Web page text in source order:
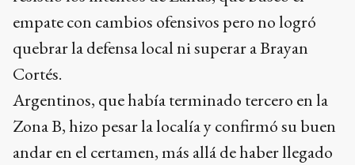
empate con cambios ofensivos pero no logró
quebrar la defensa local ni superar a Brayan
Cortés.
Argentinos, que había terminado tercero en la
Zona B, hizo pesar la localía y confirmó su buen
andar en el certamen, más allá de haber llegado